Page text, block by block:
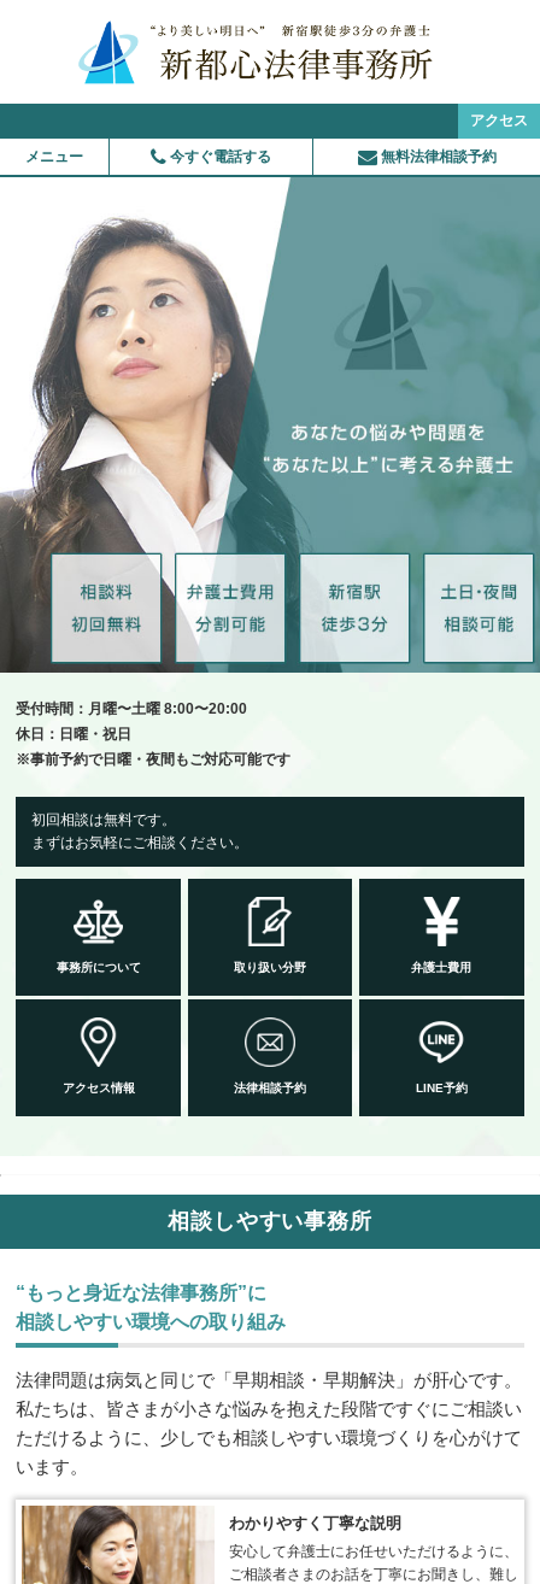
アクセス
メニュー 今すぐ電話する 無料法律相談予約
受付時間：月曜〜土曜 8:00〜20:00
休日：日曜・祝日
※事前予約で日曜・夜間もご対応可能です
初回相談は無料です。
まずはお気軽にご相談ください。
事務所について 取り扱い分野 弁護士費用
アクセス情報 法律相談予約 LINE予約
相談しやすい事務所
“もっと身近な法律事務所”に
相談しやすい環境への取り組み
法律問題は病気と同じで「早期相談・早期解決」が肝心です。
私たちは、皆さまが小さな悩みを抱えた段階ですぐにご相談い
ただけるように、少しでも相談しやすい環境づくりを心がけて
います。
わかりやすく丁寧な説明
安心して弁護士にお任せいただけるように、
ご相談者さまのお話を丁寧にお聞きし、難し